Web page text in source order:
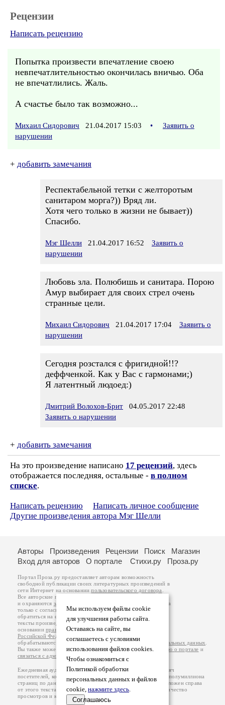
Рецензии
Написать рецензию
Попытка произвести впечатление своею
невпечатлительностью окончилась вничью. Оба
не впечатлились. Жаль.
А счастье было так возможно...
Михаил Сидорович 21.04.2017 15:03 •
Заявить о
нарушении
+ добавить замечания
Респектабельной тетки с желторотым
санитаром морга?)) Вряд ли.
Хотя чего только в жизни не бывает))
Спасибо.
Мэг Шелли 21.04.2017 16:52
Заявить о
нарушении
Любовь зла. Полюбишь и санитара. Порою
Амур выбирает для своих стрел очень
странные цели.
Михаил Сидорович 21.04.2017 17:04
Заявить о
нарушении
Сегодня розстался с фригидной!!?
деффченкой. Как у Вас с гармонами;)
Я латентный людоед:)
Дмитрий Волохов-Брит 04.05.2017 22:48
Заявить о нарушении
+ добавить замечания
На это произведение написано 17 рецензий, здесь
отображается последняя, остальные - в полном
списке.
Написать рецензию
Написать личное сообщение
Другие произведения автора Мэг Шелли
Мы используем файлы cookie
для улучшения работы сайта.
Оставаясь на сайте, вы
соглашаетесь с условиями
использования файлов cookies.
Чтобы ознакомиться с
Политикой обработки
персональных данных и файлов
cookie, нажмите здесь.
Соглашаюсь
Авторы Произведения Рецензии Поиск
Магазин
Вход для авторов
О портале Стихи.ру Проза.ру
Портал Проза.ру предоставляет авторам возможность
свободной публикации своих литературных произведений в
сети Интернет на основаниипользовательского договора
Все авторские права на произведения принадлежат авторам
и охраняются законом
. Перепечатка произведений возможна
только с согласия его автора, к которому вы можете
обратиться на его авторской странице. Ответственность за
тексты произведений авторы несут самостоятельно на
основанииправил публикацииизаконодательства
Российской Федерации
обрабатываются на основанииПолитики обработки персональных данных
Вы также можете посмотреть более подробнуюинформацию о портале и
связаться с администрацией
Ежедневная аудитория портала Проза.ру – порядка 100 тысяч
посетителей, которые в общей сумме просматривают более полумиллиона
страниц по данным счетчика посещаемости, который расположен справа
от этого текста. В каждой графе указано по две цифры: количество
просмотров и количество посетителей.